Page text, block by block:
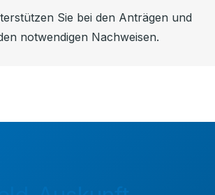
Sie bei den Anträgen und
notwendigen Nachweisen.